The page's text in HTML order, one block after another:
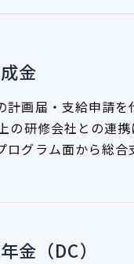
金
計画届・支給申請を
の研修会社との連携
グラム面から総合
金（DC）